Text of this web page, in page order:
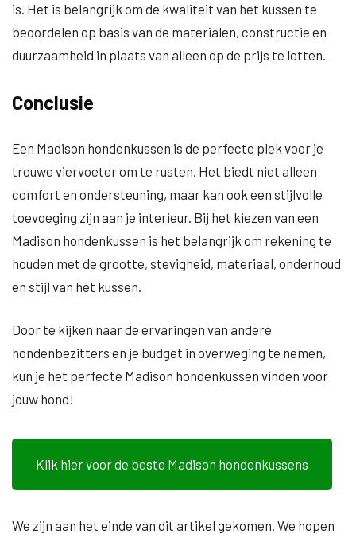
is. Het is belangrijk om de kwaliteit van het kussen te
beoordelen op basis van de materialen, constructie en
duurzaamheid in plaats van alleen op de prijs te letten.
Conclusie
Een Madison hondenkussen is de perfecte plek voor je
trouwe viervoeter om te rusten. Het biedt niet alleen
comfort en ondersteuning, maar kan ook een stijlvolle
toevoeging zijn aan je interieur. Bij het kiezen van een
Madison hondenkussen is het belangrijk om rekening te
houden met de grootte, stevigheid, materiaal, onderhoud
en stijl van het kussen.
Door te kijken naar de ervaringen van andere
hondenbezitters en je budget in overweging te nemen,
kun je het perfecte Madison hondenkussen vinden voor
jouw hond!
Klik hier voor de beste Madison hondenkussens
We zijn aan het einde van dit artikel gekomen. We hopen